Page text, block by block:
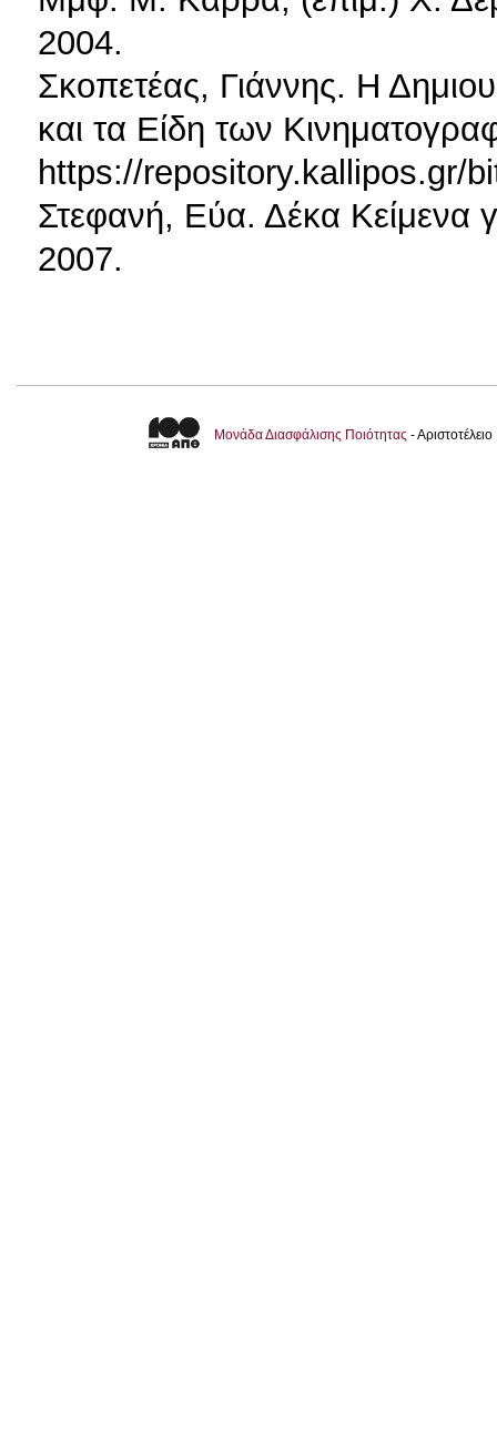
2004.
Σκοπετέας, Γιάννης. Η
και τα Είδη των
https://repository.kallipos.gr/
Στεφανή, Εύα. Δέκα Κείμενα
2007.
Μονάδα Διασφάλισης Ποιότητας -